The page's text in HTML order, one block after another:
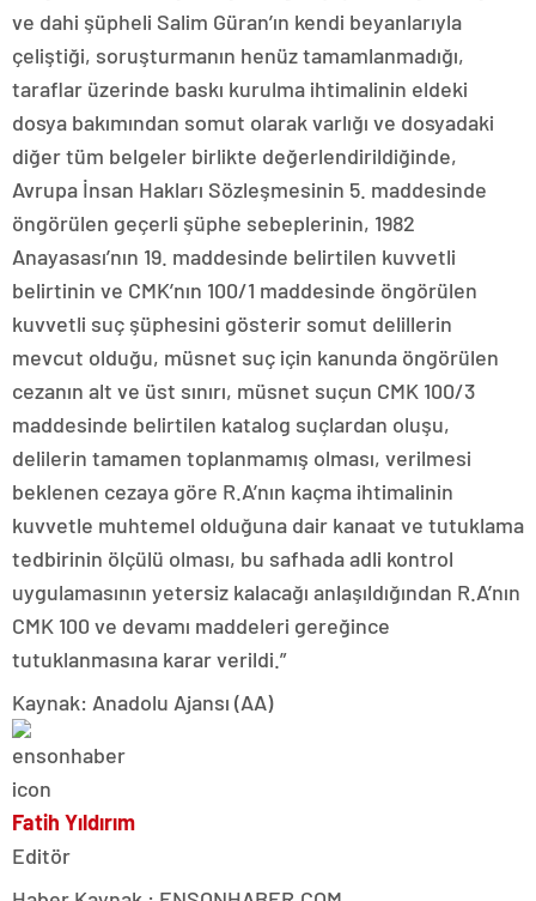
ve dahi şüpheli Salim Güran’ın kendi beyanlarıyla
çeliştiği, soruşturmanın henüz tamamlanmadığı,
taraflar üzerinde baskı kurulma ihtimalinin eldeki
dosya bakımından somut olarak varlığı ve dosyadaki
diğer tüm belgeler birlikte değerlendirildiğinde,
Avrupa İnsan Hakları Sözleşmesinin 5. maddesinde
öngörülen geçerli şüphe sebeplerinin, 1982
Anayasası’nın 19. maddesinde belirtilen kuvvetli
belirtinin ve CMK’nın 100/1 maddesinde öngörülen
kuvvetli suç şüphesini gösterir somut delillerin
mevcut olduğu, müsnet suç için kanunda öngörülen
cezanın alt ve üst sınırı, müsnet suçun CMK 100/3
maddesinde belirtilen katalog suçlardan oluşu,
delilerin tamamen toplanmamış olması, verilmesi
beklenen cezaya göre R.A’nın kaçma ihtimalinin
kuvvetle muhtemel olduğuna dair kanaat ve tutuklama
tedbirinin ölçülü olması, bu safhada adli kontrol
uygulamasının yetersiz kalacağı anlaşıldığından R.A’nın
CMK 100 ve devamı maddeleri gereğince
tutuklanmasına karar verildi.”
Kaynak: Anadolu Ajansı (AA)
Fatih Yıldırım
Editör